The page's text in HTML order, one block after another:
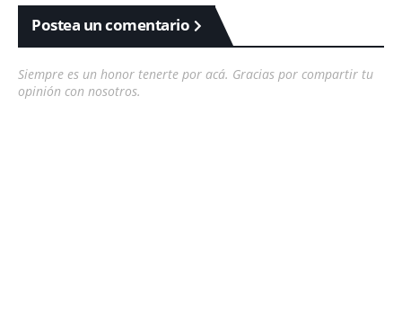
Postea un comentario
Siempre es un honor tenerte por acá. Gracias por compartir tu
opinión con nosotros.